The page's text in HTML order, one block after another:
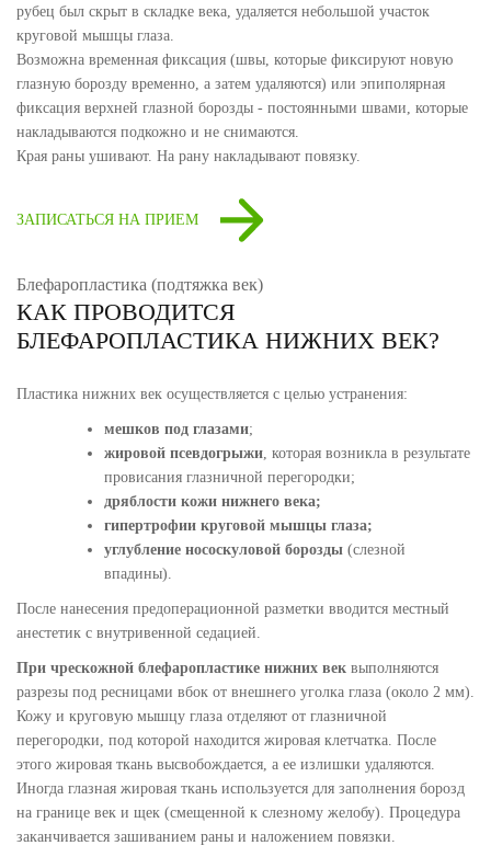
рубец был скрыт в складке века, удаляется небольшой участок
круговой мышцы глаза.
Возможна временная фиксация (швы, которые фиксируют новую
глазную борозду временно, а затем удаляются) или эпиполярная
фиксация верхней глазной борозды - постоянными швами, которые
накладываются подкожно и не снимаются.
Края раны ушивают. На рану накладывают повязку.
ЗАПИСАТЬСЯ НА ПРИЕМ
Блефаропластика (подтяжка век)
КАК ПРОВОДИТСЯ
БЛЕФАРОПЛАСТИКА НИЖНИХ ВЕК?
Пластика нижних век осуществляется с целью устранения:
мешков под глазами;
жировой псевдогрыжи , которая возникла в результате
провисания глазничной перегородки;
дряблости кожи нижнего века;
гипертрофии круговой мышцы глаза;
углубление нососкуловой борозды (слезной
впадины).
После нанесения предоперационной разметки вводится местный
анестетик с внутривенной седацией.
При чрескожной блефаропластике нижних век выполняются
разрезы под ресницами вбок от внешнего уголка глаза (около 2 мм).
Кожу и круговую мышцу глаза отделяют от глазничной
перегородки, под которой находится жировая клетчатка. После
этого жировая ткань высвобождается, а ее излишки удаляются.
Иногда глазная жировая ткань используется для заполнения борозд
на границе век и щек (смещенной к слезному желобу). Процедура
заканчивается зашиванием раны и наложением повязки.